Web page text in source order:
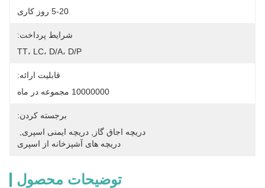
5-20 روز کاری
شرایط پرداخت:
TT، LC، D/A، D/P
قابلیت ارائه:
10000000 مجموعه در ماه
برجسته کردن:
دریچه اجاق گاز
دریچه ایمنی اسپری
دریچه های آشپزخانه از اسپری
توضیحات محصول